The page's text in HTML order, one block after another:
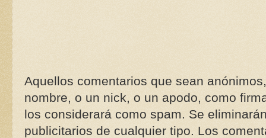
Aquellos comentarios que sean
nombre, o un nick, o un apodo, como
los considerará como spam. Se
publicitarios de cualquier tipo. Los